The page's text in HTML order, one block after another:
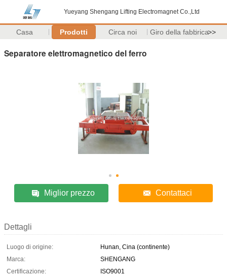
Yueyang Shengang Lifting Electromagnet Co.,Ltd
Casa Prodotti Circa noi Giro della fabbrica>>
Separatore elettromagnetico del ferro
Miglior prezzo Contattaci
Dettagli
Luogo di origine:
Hunan, Cina (continente)
Marca:
SHENGANG
Certificazione:
ISO9001